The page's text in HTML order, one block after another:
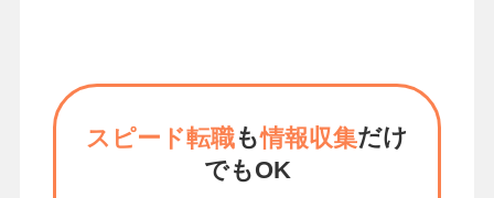
スピード転職も情報収集だけ
でもOK